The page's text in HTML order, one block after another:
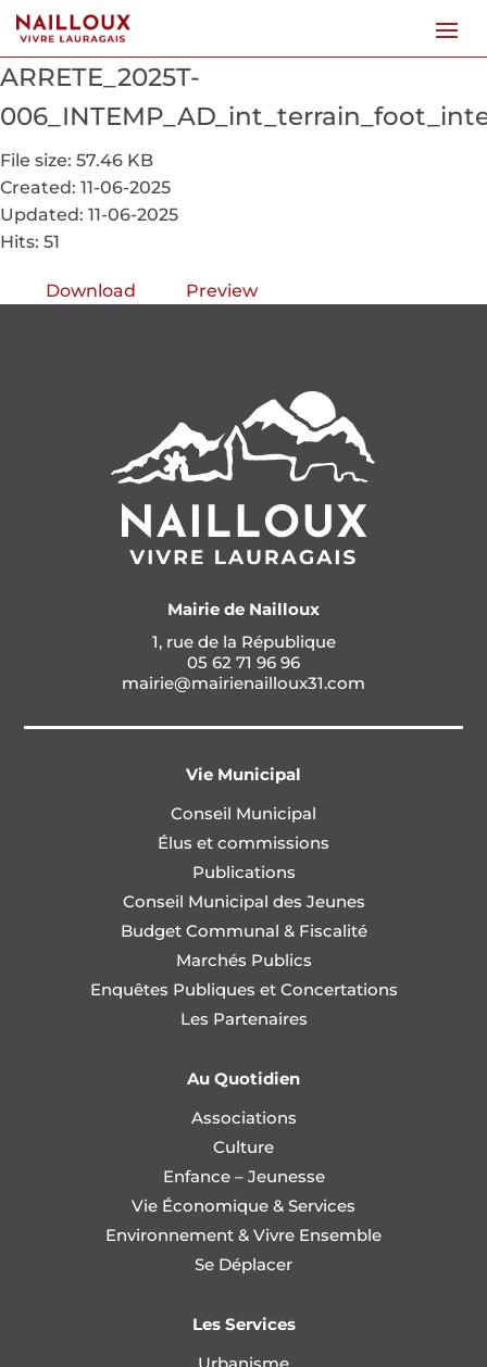
ARRETE_2025T-
File size: 57.46 KB
Created: 11-06-2025
Updated: 11-06-2025
Hits: 51
Download Preview
Mairie de Nailloux
1, rue de la République
05 62 71 96 96
mairie@mairienailloux31.com
Vie Municipal
Conseil Municipal
Élus et commissions
Publications
Conseil Municipal des Jeunes
Budget Communal & Fiscalité
Marchés Publics
Enquêtes Publiques et Concertations
Les Partenaires
Au Quotidien
Associations
Culture
Enfance – Jeunesse
Vie Économique & Services
Environnement & Vivre Ensemble
Se Déplacer
Les Services